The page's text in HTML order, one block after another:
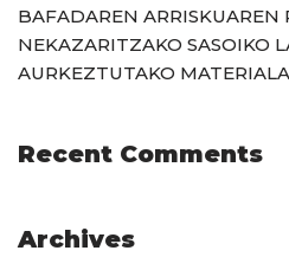
BAFADAREN
NEKAZARITZAKO SASOIKO
AURKEZTUTAKO
Recent Comments
Archives